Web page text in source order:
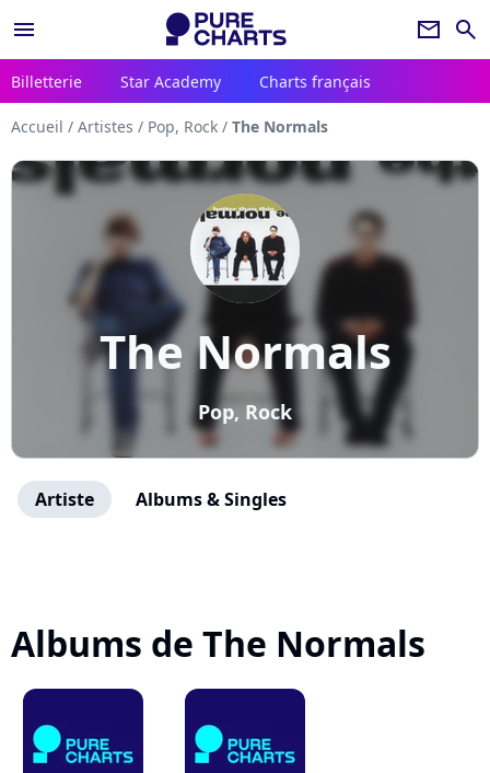
menu newsletter search
Billetterie Star Academy Charts français
Accueil / Artistes / Pop, Rock / The Normals
The Normals
Pop, Rock
Artiste Albums & Singles
Albums de The Normals